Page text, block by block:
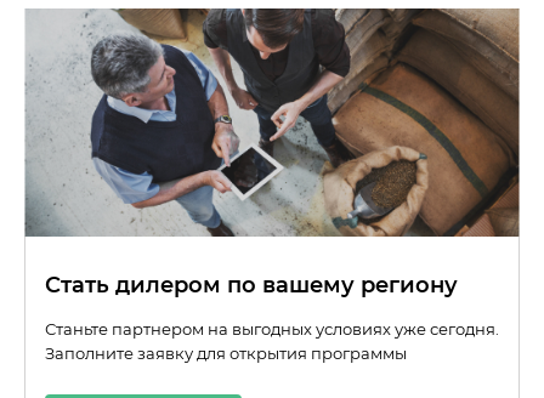
Стать дилером по вашему региону
Станьте партнером на выгодных условиях уже сегодня.
Заполните заявку для открытия программы